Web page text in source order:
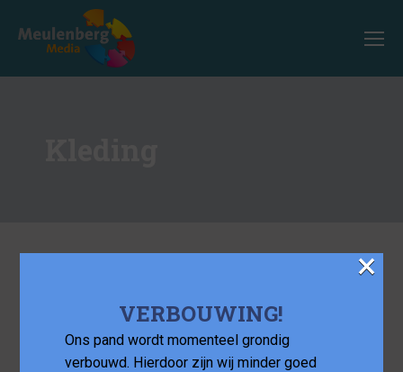
VERBOUWING!
Ons pand wordt momenteel grondig
verbouwd. Hierdoor zijn wij minder goed
×